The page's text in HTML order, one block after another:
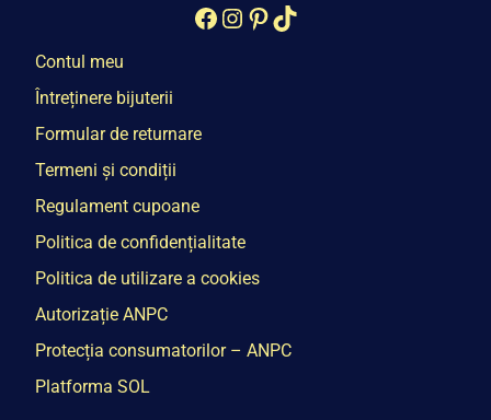
Facebook
Instagram
Pinterest
TikTok
Contul meu
Întreținere bijuterii
Formular de returnare
Termeni și condiții
Regulament cupoane
Politica de confidențialitate
Politica de utilizare a cookies
Autorizație ANPC
Protecția consumatorilor – ANPC
Platforma SOL